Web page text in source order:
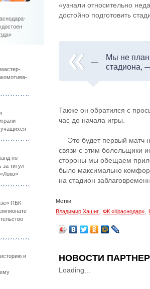
по
за титул
ПБК
и
«узнали относительно
достойно подготовить
Мы не
стадиона,
Также он обратился с
час до начала игры.
— Это будет первый матч
связи с этим болельщики
стороны мы обещаем
было максимально
на стадион
Метки:
Владимир Хашиг
ФК «Краснодар»
НОВОСТИ
Loading...